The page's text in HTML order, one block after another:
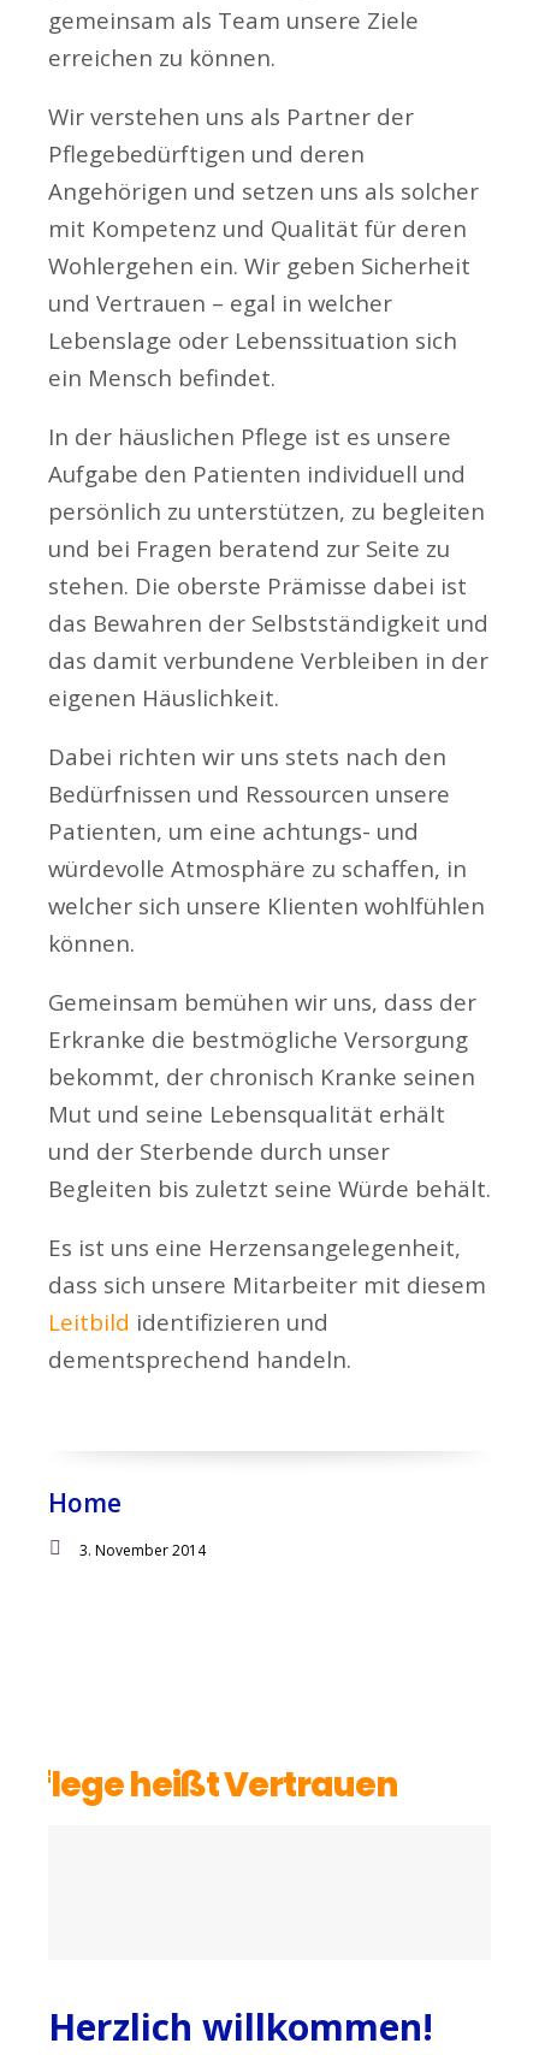
gemeinsam als Team unsere Ziele
erreichen zu können.
Wir verstehen uns als Partner der
Pflegebedürftigen und deren
Angehörigen und setzen uns als solcher
mit Kompetenz und Qualität für deren
Wohlergehen ein. Wir geben Sicherheit
und Vertrauen – egal in welcher
Lebenslage oder Lebenssituation sich
ein Mensch befindet.
In der häuslichen Pflege ist es unsere
Aufgabe den Patienten individuell und
persönlich zu unterstützen, zu begleiten
und bei Fragen beratend zur Seite zu
stehen. Die oberste Prämisse dabei ist
das Bewahren der Selbstständigkeit und
das damit verbundene Verbleiben in der
eigenen Häuslichkeit.
Dabei richten wir uns stets nach den
Bedürfnissen und Ressourcen unsere
Patienten, um eine achtungs- und
würdevolle Atmosphäre zu schaffen, in
welcher sich unsere Klienten wohlfühlen
können.
Gemeinsam bemühen wir uns, dass der
Erkranke die bestmögliche Versorgung
bekommt, der chronisch Kranke seinen
Mut und seine Lebensqualität erhält
und der Sterbende durch unser
Begleiten bis zuletzt seine Würde behält.
Es ist uns eine Herzensangelegenheit,
dass sich unsere Mitarbeiter mit diesem
Leitbild identifizieren und
dementsprechend handeln.
Home
3. November 2014
Pflege heißt Vertrauen
Herzlich willkommen!